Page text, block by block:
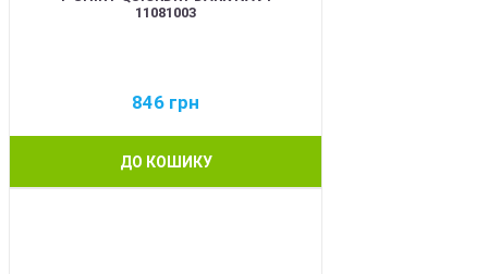
11081003
846 грн
ДО КОШИКУ